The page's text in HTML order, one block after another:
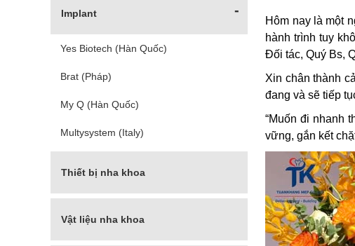
Implant
Yes Biotech (Hàn Quốc)
Brat (Pháp)
My Q (Hàn Quốc)
Multysystem (Italy)
Thiết bị nha khoa
Vật liệu nha khoa
Hôm nay là một
hành trình tuy
Đối tác, Quý Bs,
Xin chân thành
đang và sẽ tiếp
“Muốn đi nhanh
vững, gắn kết